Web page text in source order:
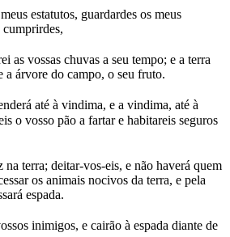
estatutos, guardardes os meus
cumprirdes,
as vossas chuvas a seu tempo; e a terra
a árvore do campo, o seu fruto.
até à vindima, e a vindima, até à
o vosso pão a fartar e habitareis seguros
na terra; deitar-vos-eis, e não haverá quem
os animais nocivos da terra, e pela
espada.
inimigos, e cairão à espada diante de